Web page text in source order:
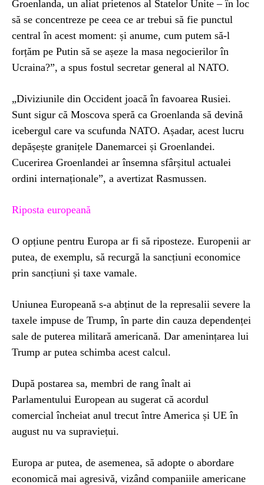
Groenlanda, un aliat prietenos al Statelor Unite – în loc
să se concentreze pe ceea ce ar trebui să fie punctul
central în acest moment: și anume, cum putem să-l
forțăm pe Putin să se așeze la masa negocierilor în
Ucraina?”, a spus fostul secretar general al NATO.
„Diviziunile din Occident joacă în favoarea Rusiei.
Sunt sigur că Moscova speră ca Groenlanda să devină
icebergul care va scufunda NATO. Așadar, acest lucru
depășește granițele Danemarcei și Groenlandei.
Cucerirea Groenlandei ar însemna sfârșitul actualei
ordini internaționale”, a avertizat Rasmussen.
Riposta europeană
O opțiune pentru Europa ar fi să riposteze. Europenii ar
putea, de exemplu, să recurgă la sancțiuni economice
prin sancțiuni și taxe vamale.
Uniunea Europeană s-a abținut de la represalii severe la
taxele impuse de Trump, în parte din cauza dependenței
sale de puterea militară americană. Dar amenințarea lui
Trump ar putea schimba acest calcul.
După postarea sa, membri de rang înalt ai
Parlamentului European au sugerat că acordul
comercial încheiat anul trecut între America și UE în
august nu va supraviețui.
Europa ar putea, de asemenea, să adopte o abordare
economică mai agresivă, vizând companiile americane